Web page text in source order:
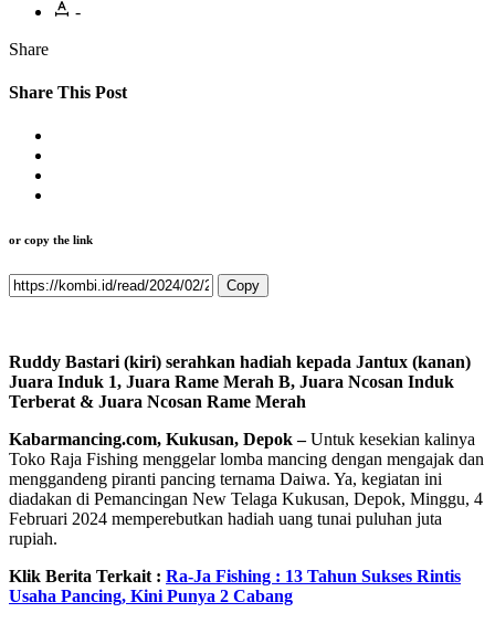
-
Share
Share This Post
or copy the link
Copy
Ruddy Bastari (kiri) serahkan hadiah kepada Jantux (kanan)
Juara Induk 1, Juara Rame Merah B, Juara Ncosan Induk
Terberat & Juara Ncosan Rame Merah
Kabarmancing.com, Kukusan, Depok –Untuk kesekian kalinya
Toko Raja Fishing menggelar lomba mancing dengan mengajak dan
menggandeng piranti pancing ternama Daiwa. Ya, kegiatan ini
diadakan di Pemancingan New Telaga Kukusan, Depok, Minggu, 4
Februari 2024 memperebutkan hadiah uang tunai puluhan juta
rupiah.
Klik Berita Terkait : Ra-Ja Fishing : 13 Tahun Sukses Rintis
Usaha Pancing, Kini Punya 2 Cabang